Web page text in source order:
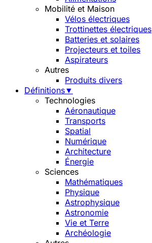
Mobilité et Maison
Vélos électriques
Trottinettes électriques
Batteries et solaires
Projecteurs et toiles
Aspirateurs
Autres
Produits divers
Définitions▼
Technologies
Aéronautique
Transports
Spatial
Numérique
Architecture
Énergie
Sciences
Mathématiques
Physique
Astrophysique
Astronomie
Vie et Terre
Archéologie